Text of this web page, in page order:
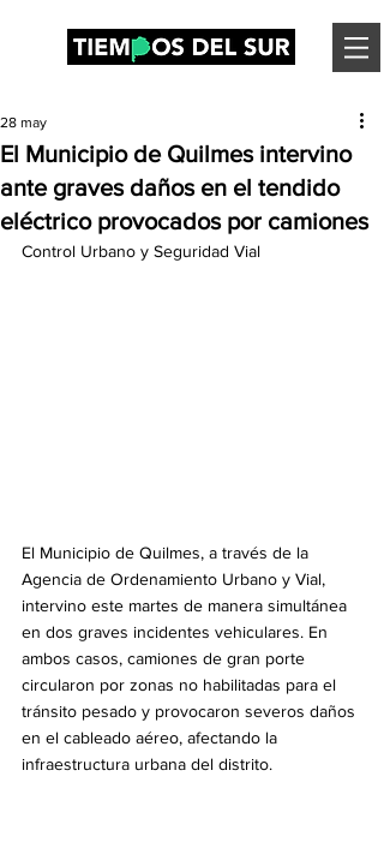
El Municipio de Quilmes intervino
ante graves daños en el tendido
eléctrico provocados por camiones
28 may
Control Urbano y Seguridad Vial
El Municipio de Quilmes, a través de la
Agencia de Ordenamiento Urbano y Vial,
intervino este martes de manera simultánea
en dos graves incidentes vehiculares. En
ambos casos, camiones de gran porte
circularon por zonas no habilitadas para el
tránsito pesado y provocaron severos daños
en el cableado aéreo, afectando la
infraestructura urbana del distrito.